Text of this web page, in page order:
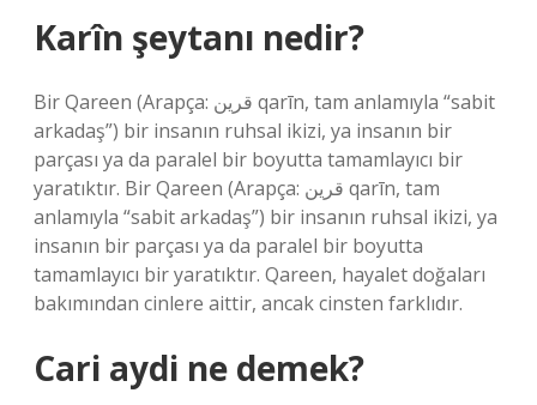
Karîn şeytanı nedir?
Bir Qareen (Arapça: قرين qarīn, tam anlamıyla “sabit
arkadaş”) bir insanın ruhsal ikizi, ya insanın bir
parçası ya da paralel bir boyutta tamamlayıcı bir
yaratıktır. Bir Qareen (Arapça: قرين qarīn, tam
anlamıyla “sabit arkadaş”) bir insanın ruhsal ikizi, ya
insanın bir parçası ya da paralel bir boyutta
tamamlayıcı bir yaratıktır. Qareen, hayalet doğaları
bakımından cinlere aittir, ancak cinsten farklıdır.
Cari aydi ne demek?